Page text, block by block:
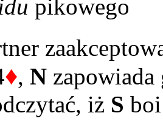
pikowego
♦, N
iż S